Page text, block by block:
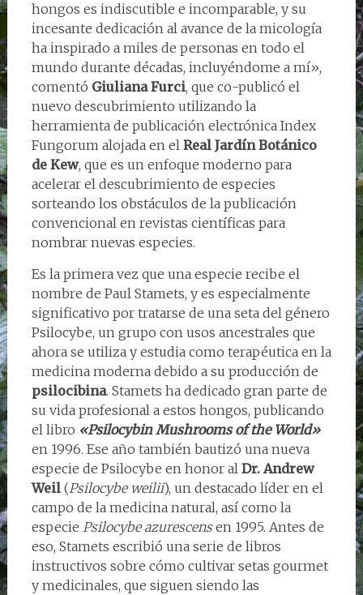
hongos es indiscutible e incomparable, y su
incesante dedicación al avance de la micología
ha inspirado a miles de personas en todo el
mundo durante décadas, incluyéndome a mí»,
comentó Giuliana Furci, que co-publicó el
nuevo descubrimiento utilizando la
herramienta de publicación electrónica Index
Fungorum alojada en el Real Jardín Botánico
de Kew, que es un enfoque moderno para
acelerar el descubrimiento de especies
sorteando los obstáculos de la publicación
convencional en revistas científicas para
nombrar nuevas especies.
‍Es la primera vez que una especie recibe el
nombre de Paul Stamets, y es especialmente
significativo por tratarse de una seta del género
Psilocybe, un grupo con usos ancestrales que
ahora se utiliza y estudia como terapéutica en la
medicina moderna debido a su producción de
psilocibina. Stamets ha dedicado gran parte de
su vida profesional a estos hongos, publicando
el libro «Psilocybin Mushrooms of the World»
en 1996. Ese año también bautizó una nueva
especie de Psilocybe en honor al Dr. Andrew
Weil (Psilocybe weilii), un destacado líder en el
campo de la medicina natural, así como la
especie Psilocybe azurescensen 1995. Antes de
eso, Stamets escribió una serie de libros
instructivos sobre cómo cultivar setas gourmet
y medicinales, que siguen siendo las